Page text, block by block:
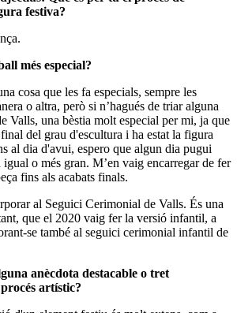
festiva?
més especial?
cosa que les fa especials, sempre les
o altra, però si n’hagués de triar alguna
Valls, una bèstia molt especial per mi, ja que
del grau d'escultura i ha estat la figura
al dia d'avui, espero que algun dia pugui
o més gran. M’en vaig encarregar de fer
fins als acabats finals.
al Seguici Cerimonial de Valls. És una
que el 2020 vaig fer la versió infantil, a
se també al seguici cerimonial infantil de
anècdota destacable o tret
artístic?